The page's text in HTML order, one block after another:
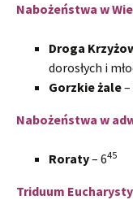
Nabożeństwa w
Droga
dorosłych i
Gorzkie żale
Nabożeństwa w
Roraty– 645
Triduum